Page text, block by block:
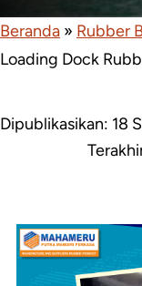
Beranda » Rubber
Loading Dock
Dipublikasikan: 18